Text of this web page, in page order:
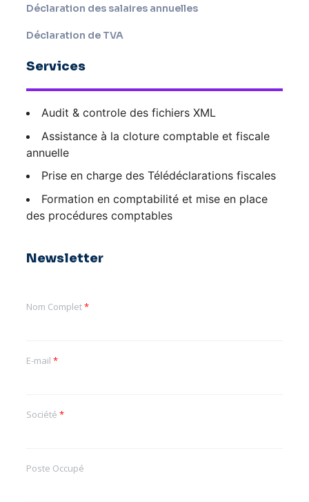
Déclaration des salaires annuelles
Déclaration de TVA
Services
Audit & controle des fichiers XML
Assistance à la cloture comptable et fiscale
annuelle
Prise en charge des Télédéclarations fiscales
Formation en comptabilité et mise en place
des procédures comptables
Newsletter
Nom Complet*
E-mail *
Société *
Poste Occupé